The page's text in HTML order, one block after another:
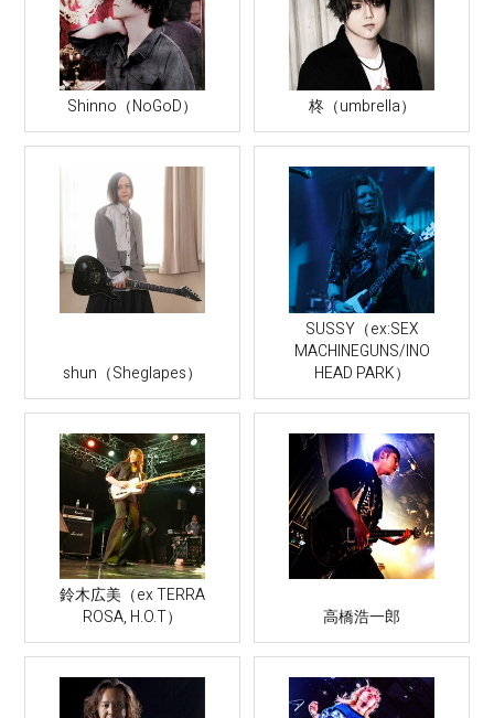
Shinno（NoGoD） 柊（umbrella）
shun（Sheglapes）
SUSSY（ex:SEX
MACHINEGUNS/INO
HEAD PARK）
鈴木広美（ex TERRA
ROSA, H.O.T）
高橋浩一郎